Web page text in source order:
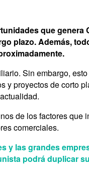
que genera
plazo. Además,
Sin embargo,
proyectos de corto
de los factores que
comerciales.
y las grandes
podrá duplicar